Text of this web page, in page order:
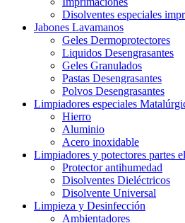
Disolventes especiales
Jabones Lavamanos
Geles Dermoprotectores
Liquidos Desengrasantes
Geles Granulados
Pastas Desengrasantes
Polvos Desengrasantes
Limpiadores especiales
Hierro
Aluminio
Acero inoxidable
Limpiadores y potectores partes
Protector antihumedad
Disolventes Dieléctricos
Disolvente Universal
Limpieza y Desinfección
Ambientadores